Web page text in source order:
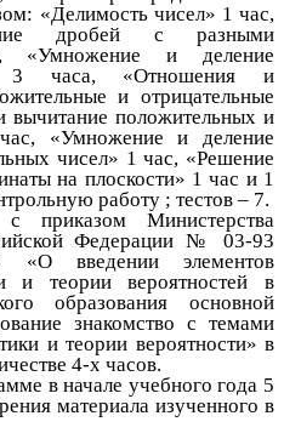
«Делимость чисел» 1 час,
дробей с разными
«Умножение и деление
3 часа, «Отношения и
и отрицательные
положительных и
«Умножение и деление
чисел» 1 час, «Решение
на плоскости» 1 час и 1
работу ; тестов – 7.
приказом Министерства
Федерации № 03-93
введении элементов
и теории вероятностей в
образования основной
знакомство с темами
и теории вероятности» в
4-х часов.
в начале учебного года 5
материала изученного в